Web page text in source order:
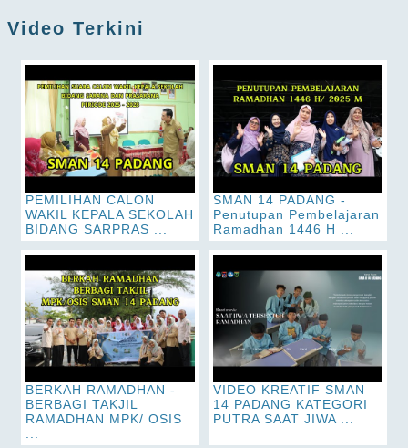
Video Terkini
PEMILIHAN CALON
WAKIL KEPALA SEKOLAH
BIDANG SARPRAS ...
SMAN 14 PADANG -
Penutupan Pembelajaran
Ramadhan 1446 H ...
BERKAH RAMADHAN -
BERBAGI TAKJIL
RAMADHAN MPK/ OSIS
VIDEO KREATIF SMAN
14 PADANG KATEGORI
PUTRA SAAT JIWA ...